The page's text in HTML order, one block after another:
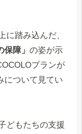
に踏み込んだ、
保障」 の姿が示
プランが
について見てい
どもたちの支援